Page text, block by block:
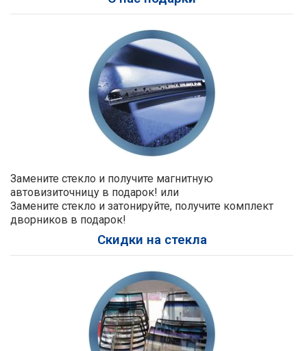
Замените стекло и получите магнитную
автовизиточницу в подарок! или
Замените стекло и затонируйте, получите комплект
дворников в подарок!
Скидки на стекла